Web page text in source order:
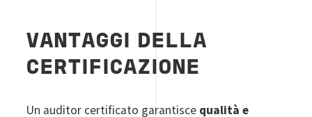
VANTAGGI DELLA
CERTIFICAZIONE
Un auditor certificato garantisce qualità e